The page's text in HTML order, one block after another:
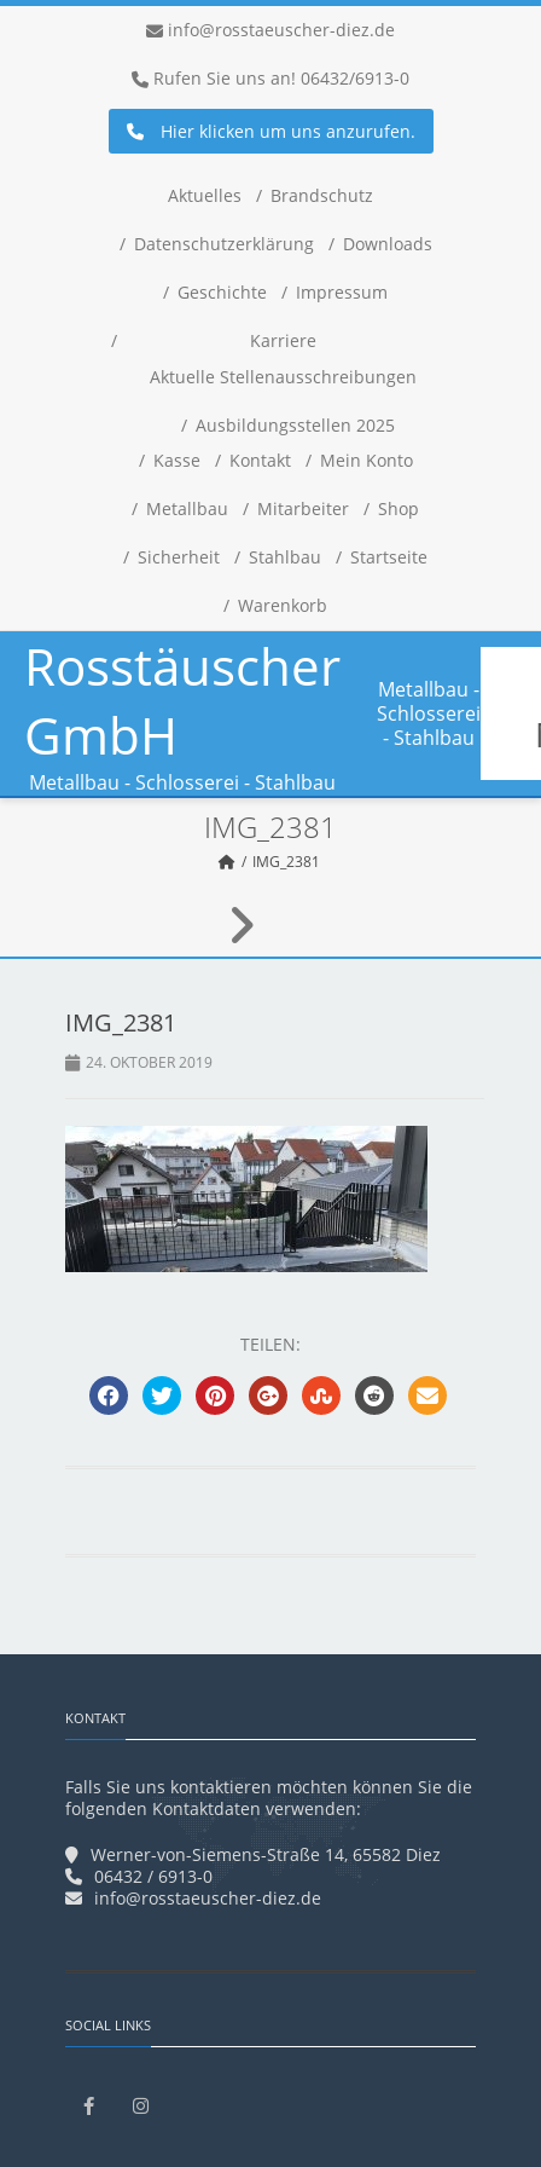
info@rosstaeuscher-diez.de
Rufen Sie uns an! 06432/6913-0
Hier klicken um uns anzurufen.
Aktuelles Brandschutz
Datenschutzerklärung Downloads
Geschichte Impressum
Karriere
Aktuelle Stellenausschreibungen
Ausbildungsstellen 2025
Kasse
Kontakt Mein Konto
Metallbau Mitarbeiter Shop
Sicherheit Stahlbau Startseite
Warenkorb
Rosstäuscher
GmbH
Metallbau - Schlosserei - Stahlbau
Metallbau -
Schlosserei
- Stahlbau
IMG_2381
IMG_2381
IMG_2381
24. OKTOBER 2019
TEILEN:
KONTAKT
Falls Sie uns kontaktieren möchten können Sie die
folgenden Kontaktdaten verwenden:
Werner-von-Siemens-Straße 14, 65582 Diez
06432 / 6913-0
info@rosstaeuscher-diez.de
SOCIAL LINKS